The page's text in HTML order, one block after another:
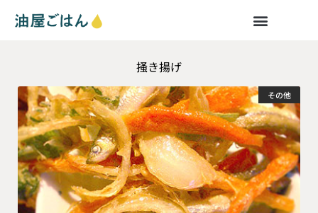
掻き揚げ
その他